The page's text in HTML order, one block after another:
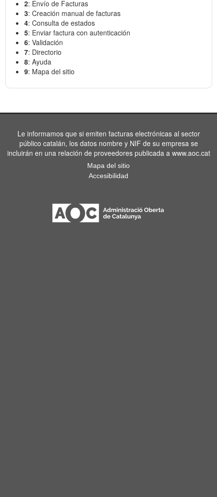
2: Envío de Facturas
3: Creación manual de facturas
4: Consulta de estados
5: Enviar factura con autenticación
6: Validación
7: Directorio
8: Ayuda
9: Mapa del sitio
Le informamos que si emiten facturas electrónicas al sector
público catalán, los datos nombre y NIF de su empresa se
incluirán en una relación de proveedores publicada a www.aoc.cat
Mapa del sitio
Accesibilidad